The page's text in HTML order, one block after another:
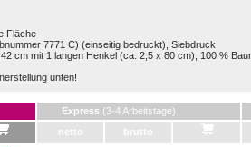
Fläche
7771 C) (einseitig bedruckt), Siebdruck
cm mit 1 langen Henkel (ca. 2,5 x 80 cm), 100 %
unten!
Express (3-4 Arbeitstage)
netto brutto